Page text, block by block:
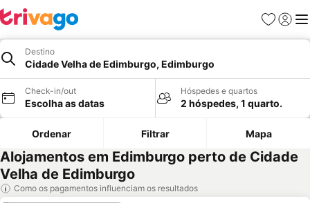
Favoritos
Iniciar
Destino
Cidade Velha de Edimburgo, Edimburgo
Check-in/out
Escolha as datas
Hóspedes e quartos
2 hóspedes, 1 quarto.
Ordenar Filtrar Mapa
Alojamentos em Edimburgo perto de Cidade
Velha de Edimburgo
Como os pagamentos influenciam os resultados